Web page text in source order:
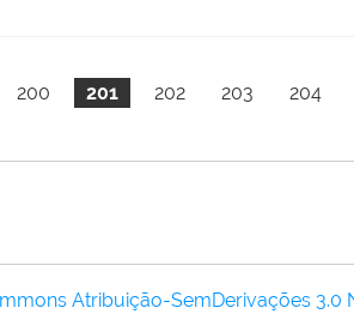
200 201 202 203 204
Atribuição-SemDerivações 3.0